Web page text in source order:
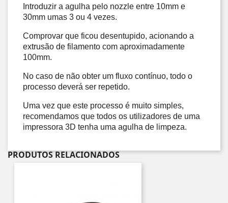
Introduzir a agulha pelo nozzle entre 10mm e
30mm umas 3 ou 4 vezes.
Comprovar que ficou desentupido, acionando a
extrusão de filamento com aproximadamente
100mm.
No caso de não obter um fluxo contínuo, todo o
processo deverá ser repetido.
Uma vez que este processo é muito simples,
recomendamos que todos os utilizadores de uma
impressora 3D tenha uma agulha de limpeza.
PRODUTOS RELACIONADOS